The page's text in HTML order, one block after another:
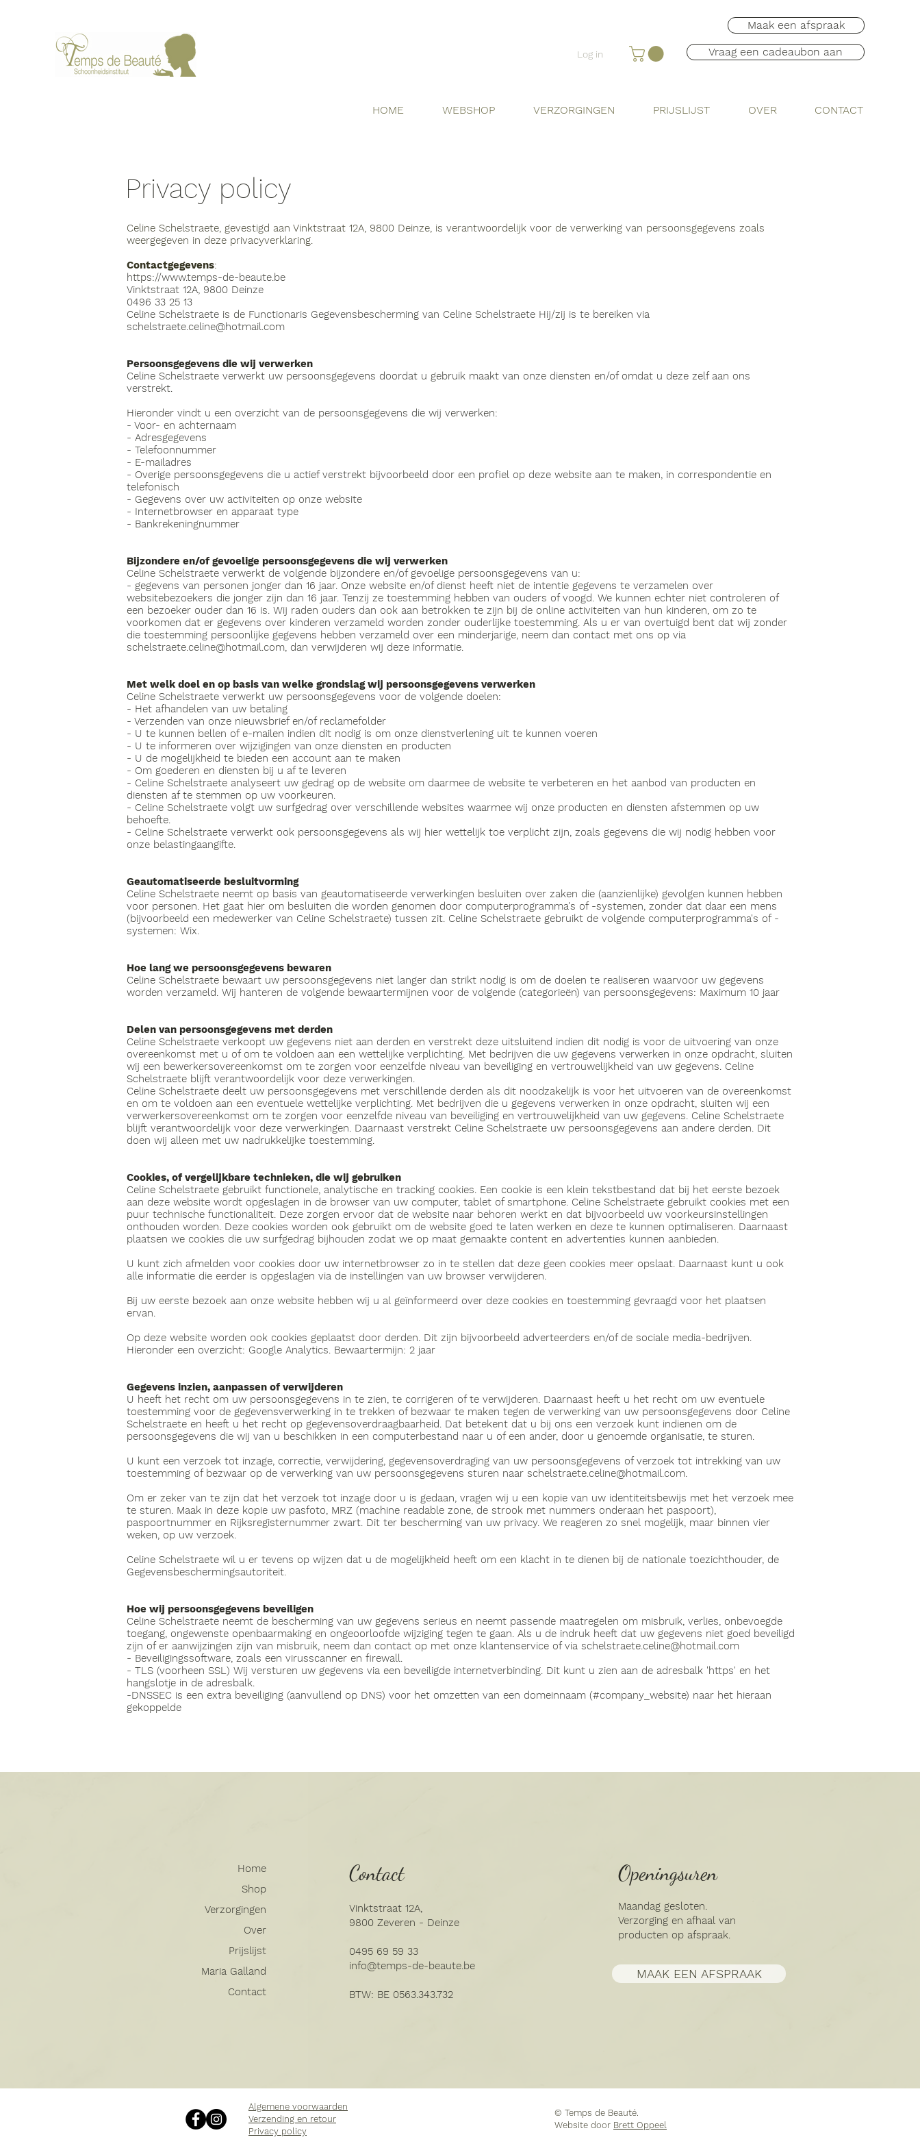
Maak een afspraak
Log in Vraag een cadeaubon aan
HOME WEBSHOP VERZORGINGEN PRIJSLIJST OVER CONTACT
Privacy policy
Celine Schelstraete, gevestigd aan Vinktstraat 12A, 9800 Deinze, is verantwoordelijk voor de verwerking van persoonsgegevens zoals
weergegeven in deze privacyverklaring.
Contactgegevens:
https://www.temps-de-beaute.be
Vinktstraat 12A, 9800 Deinze
0496 33 25 13
Celine Schelstraete is de Functionaris Gegevensbescherming van Celine Schelstraete Hij/zij is te bereiken via
schelstraete.celine@hotmail.com
Persoonsgegevens die wij verwerken
Celine Schelstraete verwerkt uw persoonsgegevens doordat u gebruik maakt van onze diensten en/of omdat u deze zelf aan ons
verstrekt.
Hieronder vindt u een overzicht van de persoonsgegevens die wij verwerken:
- Voor- en achternaam
- Adresgegevens
- Telefoonnummer
- E-mailadres
- Overige persoonsgegevens die u actief verstrekt bijvoorbeeld door een profiel op deze website aan te maken, in correspondentie en
telefonisch
- Gegevens over uw activiteiten op onze website
- Internetbrowser en apparaat type
- Bankrekeningnummer
Bijzondere en/of gevoelige persoonsgegevens die wij verwerken
Celine Schelstraete verwerkt de volgende bijzondere en/of gevoelige persoonsgegevens van u:
- gegevens van personen jonger dan 16 jaar. Onze website en/of dienst heeft niet de intentie gegevens te verzamelen over
websitebezoekers die jonger zijn dan 16 jaar. Tenzij ze toestemming hebben van ouders of voogd. We kunnen echter niet controleren of
een bezoeker ouder dan 16 is. Wij raden ouders dan ook aan betrokken te zijn bij de online activiteiten van hun kinderen, om zo te
voorkomen dat er gegevens over kinderen verzameld worden zonder ouderlijke toestemming. Als u er van overtuigd bent dat wij zonder
die toestemming persoonlijke gegevens hebben verzameld over een minderjarige, neem dan contact met ons op via
schelstraete.celine@hotmail.com, dan verwijderen wij deze informatie.
Met welk doel en op basis van welke grondslag wij persoonsgegevens verwerken
Celine Schelstraete verwerkt uw persoonsgegevens voor de volgende doelen:
- Het afhandelen van uw betaling
- Verzenden van onze nieuwsbrief en/of reclamefolder
- U te kunnen bellen of e-mailen indien dit nodig is om onze dienstverlening uit te kunnen voeren
- U te informeren over wijzigingen van onze diensten en producten
- U de mogelijkheid te bieden een account aan te maken
- Om goederen en diensten bij u af te leveren
- Celine Schelstraete analyseert uw gedrag op de website om daarmee de website te verbeteren en het aanbod van producten en
diensten af te stemmen op uw voorkeuren.
- Celine Schelstraete volgt uw surfgedrag over verschillende websites waarmee wij onze producten en diensten afstemmen op uw
behoefte.
- Celine Schelstraete verwerkt ook persoonsgegevens als wij hier wettelijk toe verplicht zijn, zoals gegevens die wij nodig hebben voor
onze belastingaangifte.
Geautomatiseerde besluitvorming
Celine Schelstraete neemt op basis van geautomatiseerde verwerkingen besluiten over zaken die (aanzienlijke) gevolgen kunnen hebben
voor personen. Het gaat hier om besluiten die worden genomen door computerprogramma's of -systemen, zonder dat daar een mens
(bijvoorbeeld een medewerker van Celine Schelstraete) tussen zit. Celine Schelstraete gebruikt de volgende computerprogramma's of -
systemen: Wix.
Hoe lang we persoonsgegevens bewaren
Celine Schelstraete bewaart uw persoonsgegevens niet langer dan strikt nodig is om de doelen te realiseren waarvoor uw gegevens
worden verzameld. Wij hanteren de volgende bewaartermijnen voor de volgende (categorieën) van persoonsgegevens: Maximum 10 jaar
Delen van persoonsgegevens met derden
Celine Schelstraete verkoopt uw gegevens niet aan derden en verstrekt deze uitsluitend indien dit nodig is voor de uitvoering van onze
overeenkomst met u of om te voldoen aan een wettelijke verplichting. Met bedrijven die uw gegevens verwerken in onze opdracht, sluiten
wij een bewerkersovereenkomst om te zorgen voor eenzelfde niveau van beveiliging en vertrouwelijkheid van uw gegevens. Celine
Schelstraete blijft verantwoordelijk voor deze verwerkingen.
Celine Schelstraete deelt uw persoonsgegevens met verschillende derden als dit noodzakelijk is voor het uitvoeren van de overeenkomst
en om te voldoen aan een eventuele wettelijke verplichting. Met bedrijven die u gegevens verwerken in onze opdracht, sluiten wij een
verwerkersovereenkomst om te zorgen voor eenzelfde niveau van beveiliging en vertrouwelijkheid van uw gegevens. Celine Schelstraete
blijft verantwoordelijk voor deze verwerkingen. Daarnaast verstrekt Celine Schelstraete uw persoonsgegevens aan andere derden. Dit
doen wij alleen met uw nadrukkelijke toestemming.
Cookies, of vergelijkbare technieken, die wij gebruiken
Celine Schelstraete gebruikt functionele, analytische en tracking cookies. Een cookie is een klein tekstbestand dat bij het eerste bezoek
aan deze website wordt opgeslagen in de browser van uw computer, tablet of smartphone. Celine Schelstraete gebruikt cookies met een
puur technische functionaliteit. Deze zorgen ervoor dat de website naar behoren werkt en dat bijvoorbeeld uw voorkeursinstellingen
onthouden worden. Deze cookies worden ook gebruikt om de website goed te laten werken en deze te kunnen optimaliseren. Daarnaast
plaatsen we cookies die uw surfgedrag bijhouden zodat we op maat gemaakte content en advertenties kunnen aanbieden.
U kunt zich afmelden voor cookies door uw internetbrowser zo in te stellen dat deze geen cookies meer opslaat. Daarnaast kunt u ook
alle informatie die eerder is opgeslagen via de instellingen van uw browser verwijderen.
Bij uw eerste bezoek aan onze website hebben wij u al geïnformeerd over deze cookies en toestemming gevraagd voor het plaatsen
ervan.
Op deze website worden ook cookies geplaatst door derden. Dit zijn bijvoorbeeld adverteerders en/of de sociale media-bedrijven.
Hieronder een overzicht: Google Analytics. Bewaartermijn: 2 jaar
Gegevens inzien, aanpassen of verwijderen
U heeft het recht om uw persoonsgegevens in te zien, te corrigeren of te verwijderen. Daarnaast heeft u het recht om uw eventuele
toestemming voor de gegevensverwerking in te trekken of bezwaar te maken tegen de verwerking van uw persoonsgegevens door Celine
Schelstraete en heeft u het recht op gegevensoverdraagbaarheid. Dat betekent dat u bij ons een verzoek kunt indienen om de
persoonsgegevens die wij van u beschikken in een computerbestand naar u of een ander, door u genoemde organisatie, te sturen.
U kunt een verzoek tot inzage, correctie, verwijdering, gegevensoverdraging van uw persoonsgegevens of verzoek tot intrekking van uw
toestemming of bezwaar op de verwerking van uw persoonsgegevens sturen naar schelstraete.celine@hotmail.com.
Om er zeker van te zijn dat het verzoek tot inzage door u is gedaan, vragen wij u een kopie van uw identiteitsbewijs met het verzoek mee
te sturen. Maak in deze kopie uw pasfoto, MRZ (machine readable zone, de strook met nummers onderaan het paspoort),
paspoortnummer en Rijksregisternummer zwart. Dit ter bescherming van uw privacy. We reageren zo snel mogelijk, maar binnen vier
weken, op uw verzoek.
Celine Schelstraete wil u er tevens op wijzen dat u de mogelijkheid heeft om een klacht in te dienen bij de nationale toezichthouder, de
Gegevensbeschermingsautoriteit.
Hoe wij persoonsgegevens beveiligen
Celine Schelstraete neemt de bescherming van uw gegevens serieus en neemt passende maatregelen om misbruik, verlies, onbevoegde
toegang, ongewenste openbaarmaking en ongeoorloofde wijziging tegen te gaan. Als u de indruk heeft dat uw gegevens niet goed beveiligd
zijn of er aanwijzingen zijn van misbruik, neem dan contact op met onze klantenservice of via schelstraete.celine@hotmail.com
- Beveiligingssoftware, zoals een virusscanner en firewall.
- TLS (voorheen SSL) Wij versturen uw gegevens via een beveiligde internetverbinding. Dit kunt u zien aan de adresbalk 'https' en het
hangslotje in de adresbalk.
-DNSSEC is een extra beveiliging (aanvullend op DNS) voor het omzetten van een domeinnaam (#company_website) naar het hieraan
gekoppelde
Home
Shop
Verzorgingen
Over
Prijslijst
Maria Galland
Contact
Contact
Vinktstraat 12A,
9800 Zeveren - Deinze
0495 69 59 33
info@temps-de-beaute.be​
BTW: BE 0563.343.732
Openingsuren
Maandag gesloten.
Verzorging en afhaal van
producten op afspraak.
MAAK EEN AFSPRAAK
Algemene voorwaarden
Verzending en retour
Privacy policy
© Temps de Beauté.
Website door Brett Oppeel